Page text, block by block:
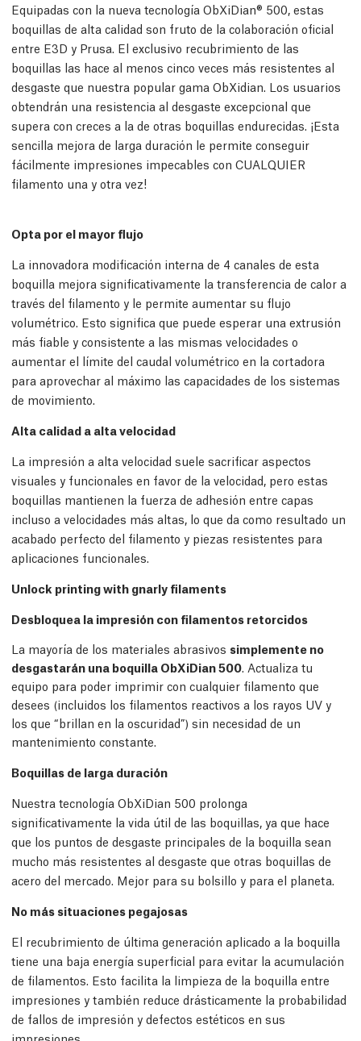
Equipadas con la nueva tecnología ObXiDian® 500, estas
boquillas de alta calidad son fruto de la colaboración oficial
entre E3D y Prusa. El exclusivo recubrimiento de las
boquillas las hace al menos cinco veces más resistentes al
desgaste que nuestra popular gama ObXidian. Los usuarios
obtendrán una resistencia al desgaste excepcional que
supera con creces a la de otras boquillas endurecidas. ¡Esta
sencilla mejora de larga duración le permite conseguir
fácilmente impresiones impecables con CUALQUIER
filamento una y otra vez!
Opta por el mayor flujo
La innovadora modificación interna de 4 canales de esta
boquilla mejora significativamente la transferencia de calor a
través del filamento y le permite aumentar su flujo
volumétrico. Esto significa que puede esperar una extrusión
más fiable y consistente a las mismas velocidades o
aumentar el límite del caudal volumétrico en la cortadora
para aprovechar al máximo las capacidades de los sistemas
de movimiento.
Alta calidad a alta velocidad
La impresión a alta velocidad suele sacrificar aspectos
visuales y funcionales en favor de la velocidad, pero estas
boquillas mantienen la fuerza de adhesión entre capas
incluso a velocidades más altas, lo que da como resultado un
acabado perfecto del filamento y piezas resistentes para
aplicaciones funcionales.
Unlock printing with gnarly filaments
Desbloquea la impresión con filamentos retorcidos
La mayoría de los materiales abrasivos simplemente no
desgastarán una boquilla ObXiDian 500. Actualiza tu
equipo para poder imprimir con cualquier filamento que
desees (incluidos los filamentos reactivos a los rayos UV y
los que “brillan en la oscuridad”) sin necesidad de un
mantenimiento constante.
Boquillas de larga duración
Nuestra tecnología ObXiDian 500 prolonga
significativamente la vida útil de las boquillas, ya que hace
que los puntos de desgaste principales de la boquilla sean
mucho más resistentes al desgaste que otras boquillas de
acero del mercado. Mejor para su bolsillo y para el planeta.
No más situaciones pegajosas
El recubrimiento de última generación aplicado a la boquilla
tiene una baja energía superficial para evitar la acumulación
de filamentos. Esto facilita la limpieza de la boquilla entre
impresiones y también reduce drásticamente la probabilidad
de fallos de impresión y defectos estéticos en sus
impresiones.